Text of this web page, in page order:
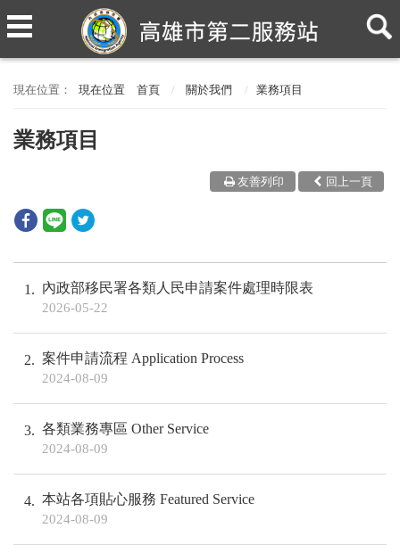
現在位置 首頁 關於我們 業務項目
業務項目
回上一頁
友善列印
1 內政部移民署各類人民申請案件處理時限表
2026-05-22
2 案件申請流程 Application Process
2024-08-09
3 各類業務專區 Other Service
2024-08-09
4 本站各項貼心服務 Featured Service
2024-08-09